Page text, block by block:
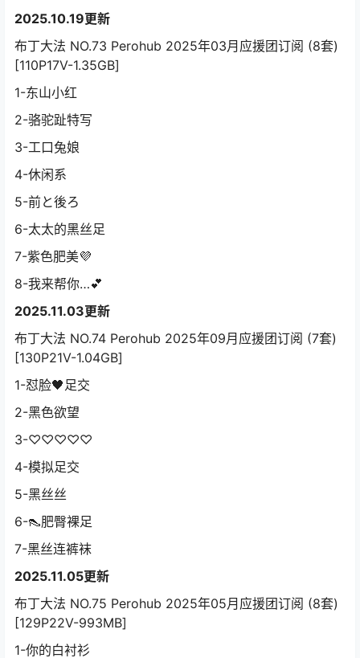
2025.10.19更新
布丁大法 NO.73 Perohub 2025年03月应援团订阅 (8套)
[110P17V-1.35GB]
1-东山小红
2-骆驼趾特写
3-工口兔娘
4-休闲系
5-前と後ろ
6-太太的黑丝足
7-紫色肥美💜
8-我来帮你…💕
2025.11.03更新
布丁大法 NO.74 Perohub 2025年09月应援团订阅 (7套)
[130P21V-1.04GB]
1-怼脸🖤足交
2-黑色欲望
3-♡♡♡♡♡
4-模拟足交
5-黑丝丝
6-👠肥臀裸足
7-黑丝连裤袜
2025.11.05更新
布丁大法 NO.75 Perohub 2025年05月应援团订阅 (8套)
[129P22V-993MB]
1-你的白衬衫